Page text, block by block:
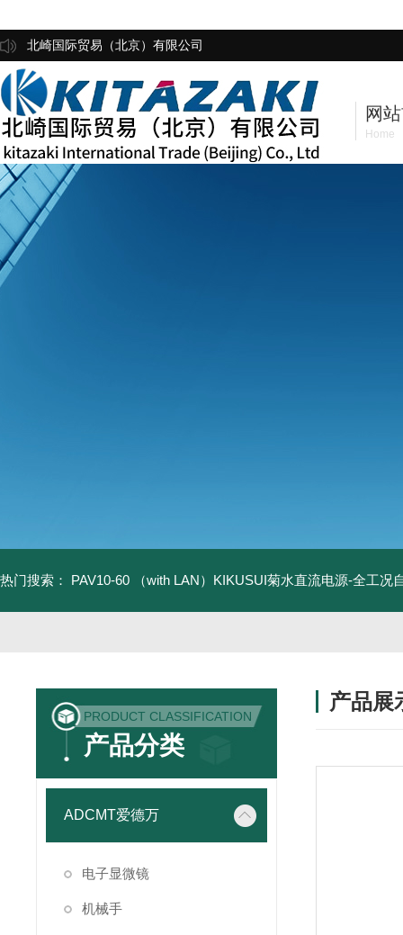
北崎国际贸易（北京）有限公司
网
Home
热门搜索： PAV10-60 （with LAN）KIKUSUI菊水直流电源-全工况
PRODUCT CLASSIFICATION
产品分类
ADCMT爱德万
电子显微镜
机械手
产品展